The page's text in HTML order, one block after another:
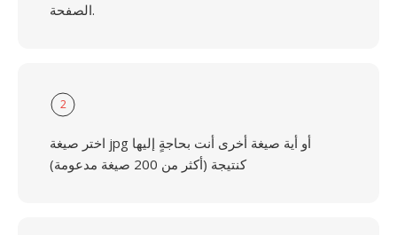
الصفحة.
2
اختر صيغة jpg أو أية صيغة أخرى أنت بحاجةٍ إليها
كنتيجة (أكثر من 200 صيغة مدعومة)